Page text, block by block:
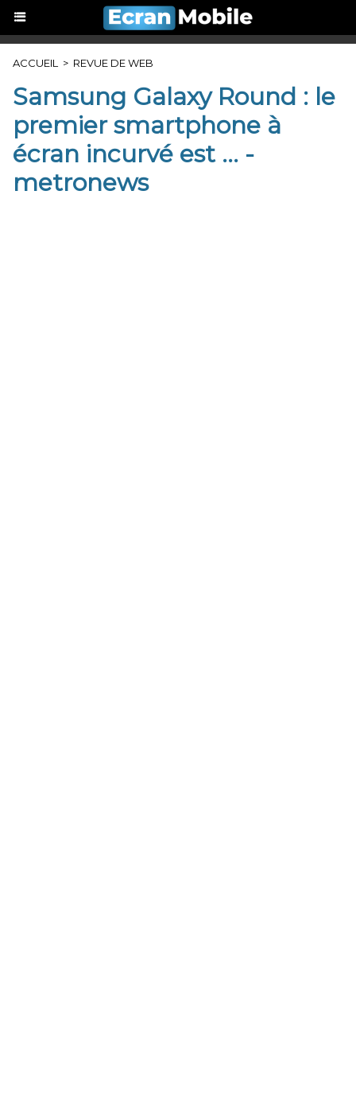
ACCUEIL > REVUE DE WEB
Samsung Galaxy Round : le
premier smartphone à
écran incurvé est ... -
metronews